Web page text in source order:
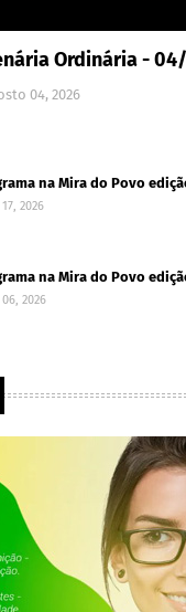
Ordinária -
04, 2026
na Mira do Povo
2026
na Mira do Povo
06, 2026